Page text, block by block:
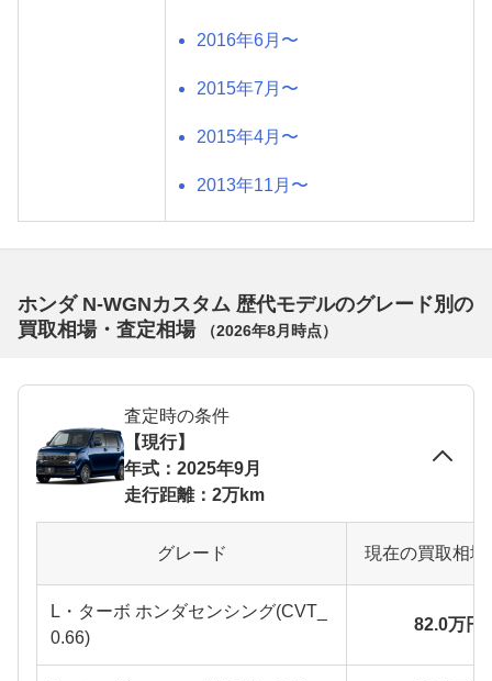
2016年6月〜
2015年7月〜
2015年4月〜
2013年11月〜
ホンダ N-WGNカスタム 歴代モデルのグレード別の
買取相場・査定相場
（2026年8月 時点）
査定時の条件
【現行】
年式：2025年9月
走行距離：2万km
グレード 現在の買取相
L・ターボ ホンダセンシング(CVT_
0.66)
82.0万円